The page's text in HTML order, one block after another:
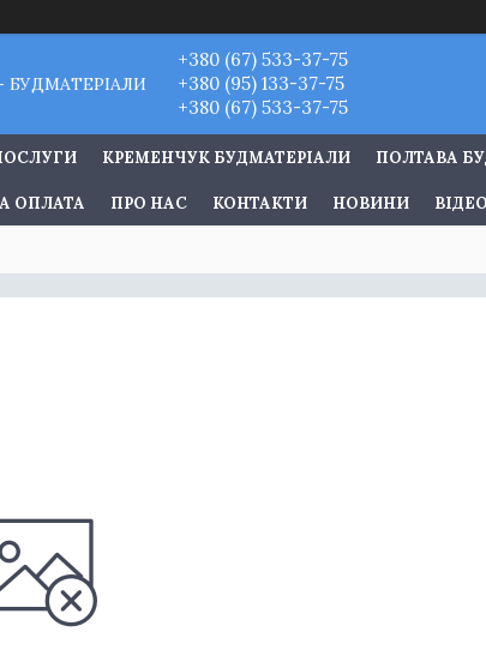
БУДМАТЕРІАЛИ
+380 (67) 533-37-75
+380 (95) 133-37-75
+380 (67) 533-37-75
КРЕМЕНЧУК БУДМАТЕРІАЛИ ПОЛТАВА
ОПЛАТА ПРО НАС КОНТАКТИ НОВИНИ ВІДЕО